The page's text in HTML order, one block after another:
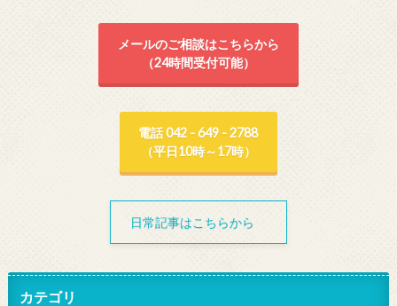
メールのご相談はこちらから
（24時間受付可能）
電話 042 - 649 - 2788
（平日10時～17時）
日常記事はこちらから
カテゴリ